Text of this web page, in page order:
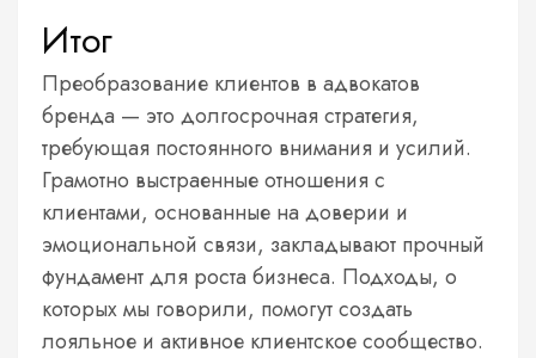
Итог
Преобразование клиентов в адвокатов
бренда — это долгосрочная стратегия,
требующая постоянного внимания и усилий.
Грамотно выстраенные отношения с
клиентами, основанные на доверии и
эмоциональной связи, закладывают прочный
фундамент для роста бизнеса. Подходы, о
которых мы говорили, помогут создать
лояльное и активное клиентское сообщество.